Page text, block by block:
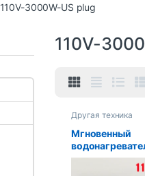
110V-3000W-US plug
110V-
Другая техника
Мгновенный
В/220 В, 3000
Вт, настенные